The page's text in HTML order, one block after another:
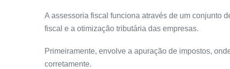
A assessoria fiscal funciona através de um conjunto
fiscal e a otimização tributária das empresas.
Primeiramente, envolve a apuração de impostos,
corretamente.